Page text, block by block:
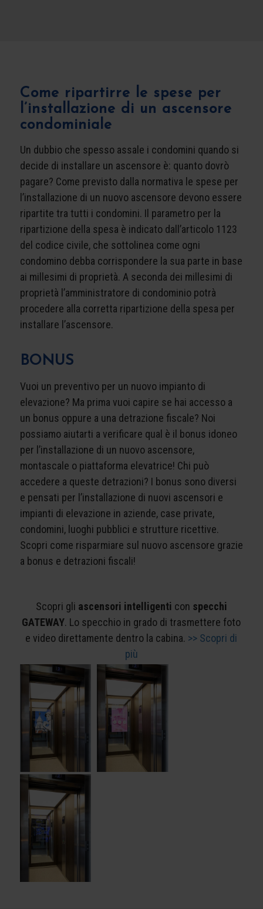
Come ripartirre le spese per
l’installazione di un ascensore
condominiale
Un dubbio che spesso assale i condomini quando si
decide di installare un ascensore è: quanto dovrò
pagare? Come previsto dalla normativa le spese per
l’installazione di un nuovo ascensore devono essere
ripartite tra tutti i condomini. Il parametro per la
ripartizione della spesa è indicato dall’articolo 1123
del codice civile, che sottolinea come ogni
condomino debba corrispondere la sua parte in base
ai millesimi di proprietà. A seconda dei millesimi di
proprietà l’amministratore di condominio potrà
procedere alla corretta ripartizione della spesa per
installare l’ascensore.
BONUS
Vuoi un preventivo per un nuovo impianto di
elevazione? Ma prima vuoi capire se hai accesso a
un bonus oppure a una detrazione fiscale? Noi
possiamo aiutarti a verificare qual è il bonus idoneo
per l’installazione di un nuovo ascensore,
montascale o piattaforma elevatrice! Chi può
accedere a queste detrazioni? I bonus sono diversi
e pensati per l’installazione di nuovi ascensori e
impianti di elevazione in aziende, case private,
condomini, luoghi pubblici e strutture ricettive.
Scopri come risparmiare sul nuovo ascensore grazie
a bonus e detrazioni fiscali!
Scopri gli ascensori intelligenti con specchi
GATEWAY. Lo specchio in grado di trasmettere foto
e video direttamente dentro la cabina. >> Scopri di
più